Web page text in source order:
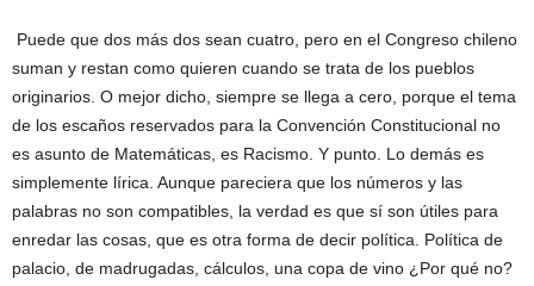
Puede que dos más dos sean cuatro, pero en el Congreso chileno
suman y restan como quieren cuando se trata de los pueblos
originarios. O mejor dicho, siempre se llega a cero, porque el tema
de los escaños reservados para la Convención Constitucional no
es asunto de Matemáticas, es Racismo. Y punto. Lo demás es
simplemente lírica. Aunque pareciera que los números y las
palabras no son compatibles, la verdad es que sí son útiles para
enredar las cosas, que es otra forma de decir política. Política de
palacio, de madrugadas, cálculos, una copa de vino ¿Por qué no?